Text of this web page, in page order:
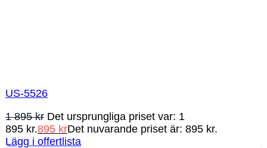
US-5526
1 895kr Det ursprungliga priset var: 1
895 kr.895 krDet nuvarande priset är: 895 kr.
Lägg i offertlista